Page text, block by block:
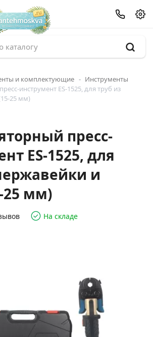
и комплектующие
Инструменты
инструмент ES-1525, для труб из
25 мм)
пресс-
ES-1525, для
и
25 мм)
На складе